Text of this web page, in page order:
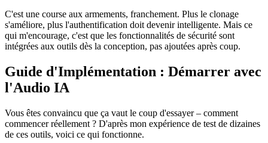
C'est une course aux armements, franchement. Plus le clonage
s'améliore, plus l'authentification doit devenir intelligente. Mais ce
qui m'encourage, c'est que les fonctionnalités de sécurité sont
intégrées aux outils dès la conception, pas ajoutées après coup.
Guide d'Implémentation : Démarrer avec
l'Audio IA
Vous êtes convaincu que ça vaut le coup d'essayer – comment
commencer réellement ? D'après mon expérience de test de dizaines
de ces outils, voici ce qui fonctionne.